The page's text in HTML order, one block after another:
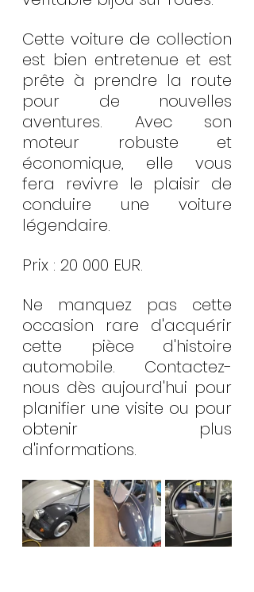
Cette voiture de collection
est bien entretenue et est
prête à prendre la route
pour de nouvelles
aventures. Avec son
moteur robuste et
économique, elle vous
fera revivre le plaisir de
conduire une voiture
légendaire.
Prix : 20 000 EUR.
Ne manquez pas cette
occasion rare d'acquérir
cette pièce d'histoire
automobile. Contactez-
nous dès aujourd'hui pour
planifier une visite ou pour
obtenir plus
d'informations.